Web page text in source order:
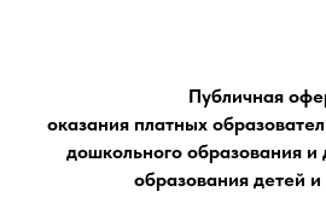
Публичная
оказания платных
дошкольного образования и
образования детей и